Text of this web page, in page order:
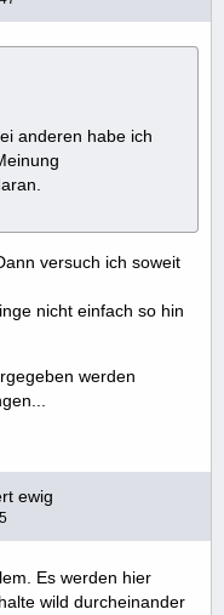
anderen habe ich
versuch ich soweit
nicht einfach so hin
werden
ewig
Es werden hier
wild durcheinander